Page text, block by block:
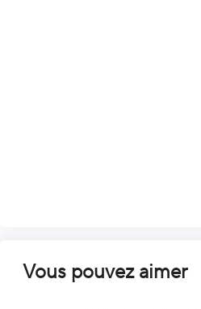
Vous pouvez aimer